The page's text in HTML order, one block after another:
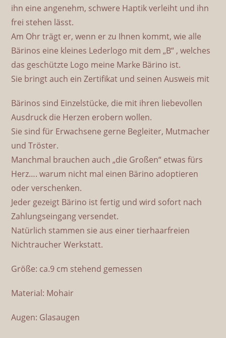
ihn eine angenehm, schwere Haptik verleiht und ihn
frei stehen lässt.
Am Ohr trägt er, wenn er zu Ihnen kommt, wie alle
Bärinos eine kleines Lederlogo mit dem „B“ , welches
das geschützte Logo meine Marke Bärino ist.
Sie bringt auch ein Zertifikat und seinen Ausweis mit
Bärinos sind Einzelstücke, die mit ihren liebevollen
Ausdruck die Herzen erobern wollen.
Sie sind für Erwachsene gerne Begleiter, Mutmacher
und Tröster.
Manchmal brauchen auch „die Großen“ etwas fürs
Herz…. warum nicht mal einen Bärino adoptieren
oder verschenken.
Jeder gezeigt Bärino ist fertig und wird sofort nach
Zahlungseingang versendet.
Natürlich stammen sie aus einer tierhaarfreien
Nichtraucher Werkstatt.
Größe: ca.9 cm stehend gemessen
Material: Mohair
Augen: Glasaugen